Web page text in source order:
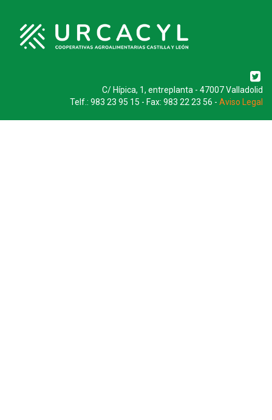
C/ Hípica, 1, entreplanta - 47007 Valladolid
Telf.: 983 23 95 15 - Fax: 983 22 23 56 - Aviso Legal